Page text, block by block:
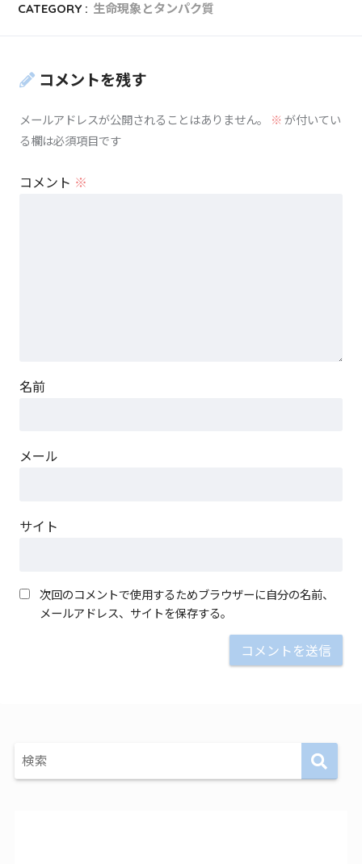
CATEGORY : 生命現象とタンパク質
コメントを残す
メールアドレスが公開されることはありません。 ※が付いてい
る欄は必須項目です
コメント ※
名前
メール
サイト
次回のコメントで使用するためブラウザーに自分の名前、
メールアドレス、サイトを保存する。